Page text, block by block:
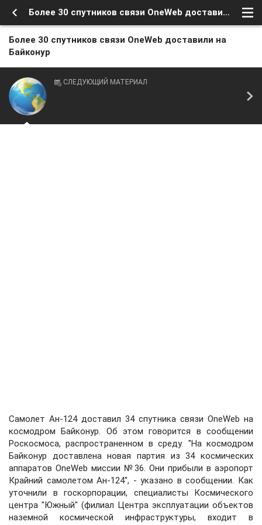
Более 30 спутников связи OneWeb доставили на Байконур
Более 30 спутников связи OneWeb доставили на
Байконур
СЛЕДУЮЩИЙ МАТЕРИАЛ
Самолет Ан-124 доставил 34 спутника связи OneWeb на
космодром Байконур. Об этом говорится в сообщении
Роскосмоса, распространенном в среду. "На космодром
Байконур доставлена новая партия из 34 космических
аппаратов OneWeb миссии №36. Они прибыли в аэропорт
Крайний самолетом Ан-124", - указано в сообщении. Как
уточнили в госкорпорации, специалисты Космического
центра "Южный" (филиал Центра эксплуатации объектов
наземной космической инфраструктуры, входит в